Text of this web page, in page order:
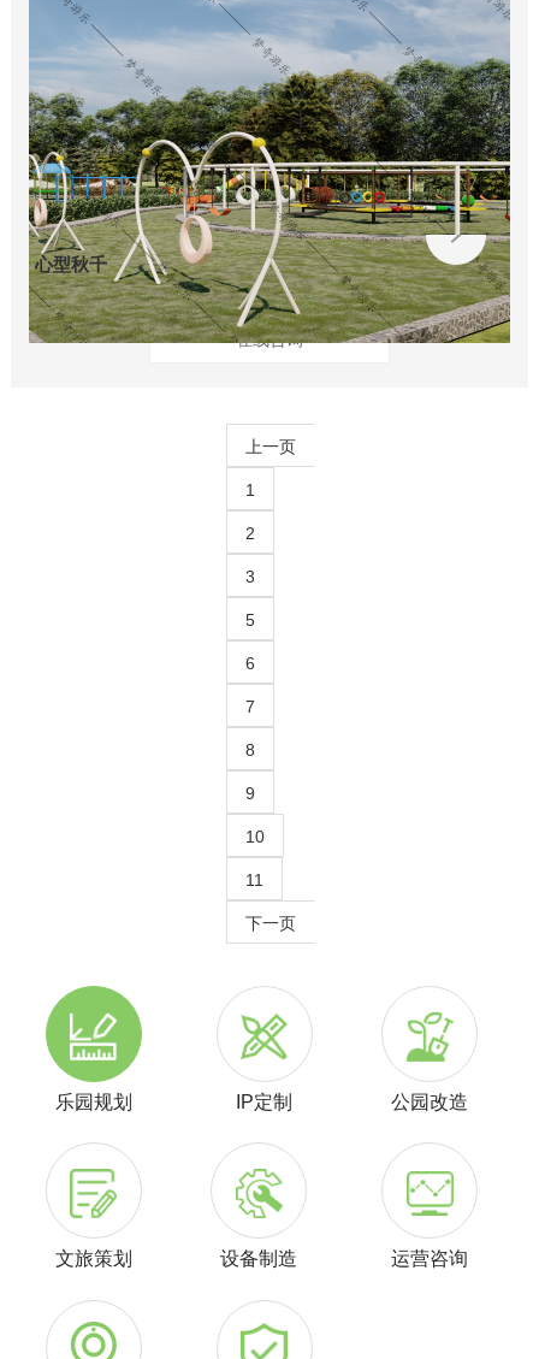
心型秋千
在线咨询
上一页
1
2
3
5
6
7
8
9
10
11
下一页
乐园规划 IP定制 公园改造
文旅策划 设备制造 运营咨询